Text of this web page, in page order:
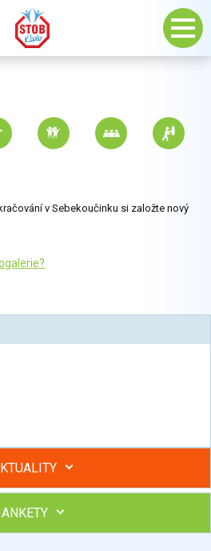
v Sebekoučinku si založte nový
a skupiny v kurzech STOBu
Najděte si odborníka STOBu ve
ANKETY